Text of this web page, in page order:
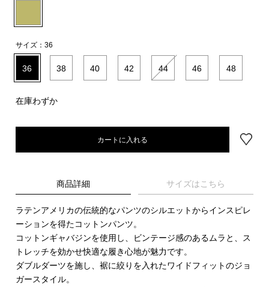
サイズ：36
36 38 40 42 44 46 48
在庫わずか
カートに入れる
商品詳細 サイズはこちら
ラテンアメリカの伝統的なパンツのシルエットからインスピレ
ーションを得たコットンパンツ。
コットンギャバジンを使用し、ビンテージ感のあるムラと、ス
トレッチを効かせ快適な履き心地が魅力です。
ダブルダーツを施し、裾に絞りを入れたワイドフィットのジョ
ガースタイル。